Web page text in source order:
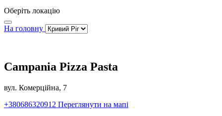
Оберіть локацію
На головну
Campania Pizza Pasta
вул. Комерційна, 7
+380686320912 Переглянути на мапі